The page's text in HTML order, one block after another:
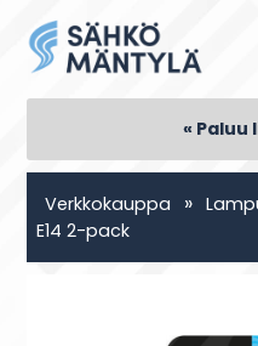
« Paluu
Verkkokauppa »
E14 2-pack